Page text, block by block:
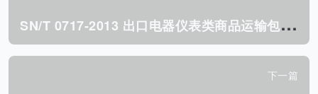
S
N/T 0717-2013 出口电器仪表类商品运输包装检验规程.pdf
下一篇